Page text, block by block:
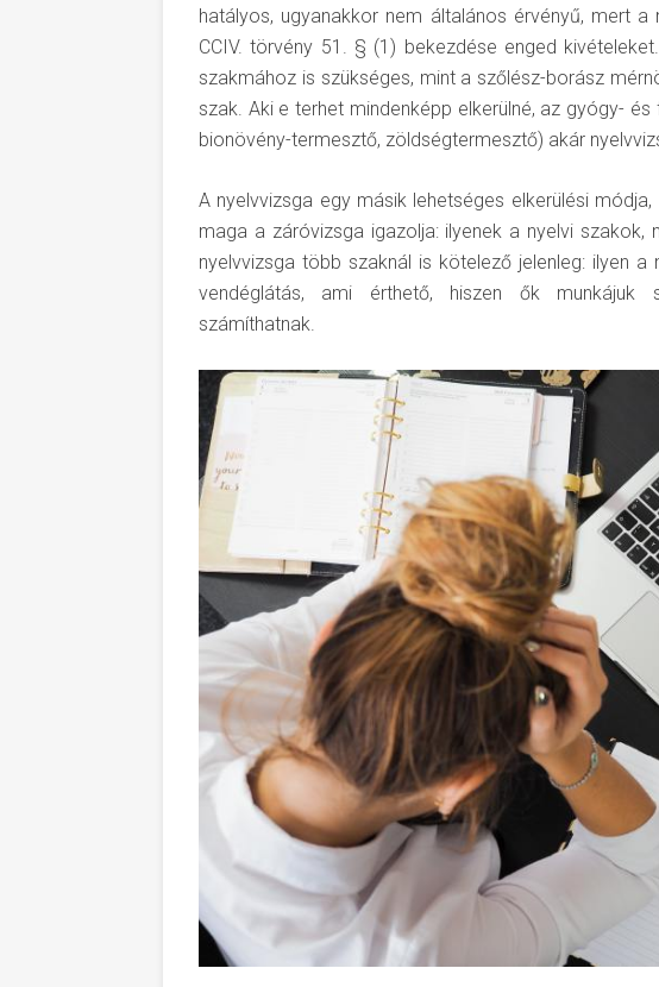
hatályos, ugyanakkor nem általános érvényű, mert
CCIV. törvény 51. § (1) bekezdése enged
szakmához is szükséges, mint a szőlész-borász
szak. Aki e terhet mindenképp elkerülné, az gyógy-
bionövény-termesztő, zöldségtermesztő) akár
A nyelvvizsga egy másik lehetséges elkerülési
maga a záróvizsga igazolja: ilyenek a nyelvi szakok,
nyelvvizsga több szaknál is kötelező jelenleg: ilyen
vendéglátás, ami érthető, hiszen ők munkájuk
számíthatnak.